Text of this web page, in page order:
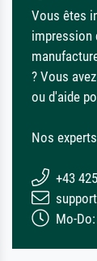
Vous êtes
impression
? Vous
ou d'aide
Nos
+43
Mo-